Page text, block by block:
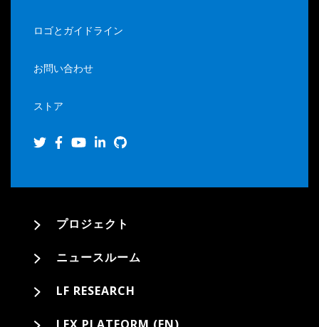
ロゴとガイドライン
お問い合わせ
ストア
プロジェクト
ニュースルーム
LF RESEARCH